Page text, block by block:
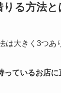
る方法と
は大きく3つあ
っているお店に